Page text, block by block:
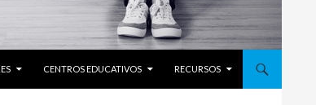
CENTROS EDUCATIVOS RECURSOS